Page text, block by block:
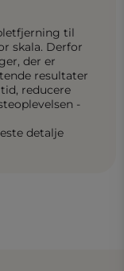
til
skala. Derfor
der er
resultater
reducere
-
detalje